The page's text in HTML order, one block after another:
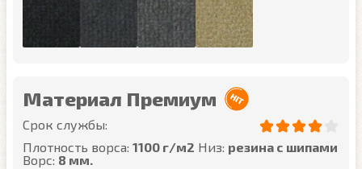
Материал Премиум
Срок службы:
Плотность ворса: 1100 г/м2 Низ: резина с шипами
Ворс: 8 мм.